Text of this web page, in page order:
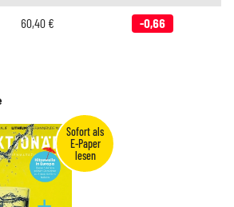
60,40€ -0,66